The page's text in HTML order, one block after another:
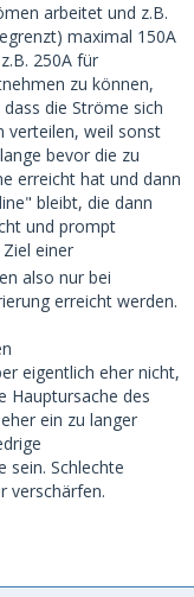
arbeitet und z.B.
maximal 150A
250A für
zu können,
die Ströme sich
verteilen, weil sonst
bevor die zu
erreicht hat und dann
bleibt, die dann
und prompt
einer
also nur bei
erreicht werden.
eigentlich eher nicht,
Hauptursache des
ein zu langer
sein. Schlechte
verschärfen.